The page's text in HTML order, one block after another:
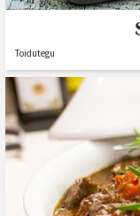
Toidutegu